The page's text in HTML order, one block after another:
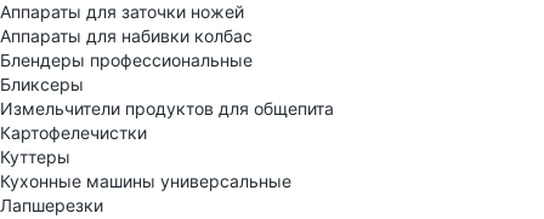
Аппараты для заточки ножей
Аппараты для набивки колбас
Блендеры профессиональные
Бликсеры
Измельчители продуктов для общепита
Картофелечистки
Куттеры
Кухонные машины универсальные
Лапшерезки